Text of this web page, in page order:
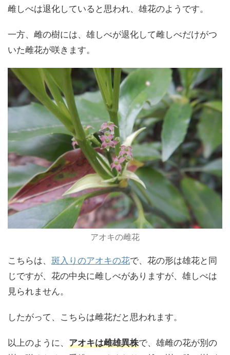
雌しべは退化していると思われ、雄花のようです。
一方、雌の樹には、雄しべが退化して雌しべだけがつ
いた雌花が咲きます。
アオキの雌花
こちらは、 斑入りのアオキの花で、花の形は雄花と同
じですが、花の中央に雌しべがありますが、雄しべは
見られません。
したがって、こちらは雌花だと思われます。
以上のように、 アオキは雌雄異株で、雄雌の花が別の